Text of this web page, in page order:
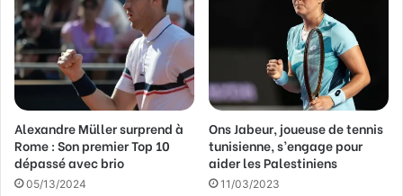
Alexandre Müller surprend à
Rome : Son premier Top 10
dépassé avec brio
05/13/2024
Ons Jabeur, joueuse de tennis
tunisienne, s’engage pour
aider les Palestiniens
11/03/2023